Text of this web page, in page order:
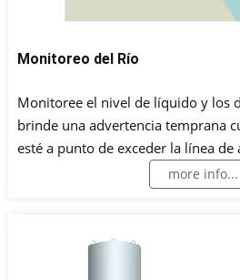
Monitoreo del Río
Monitoree el nivel de líquido y los
brinde una advertencia temprana
esté a punto de exceder la línea
mismo tiempo, también se pueden
calidad del agua.Cuando el valor
monitoreo de los departamentos
monitorear la descarga ilegal de
more info...